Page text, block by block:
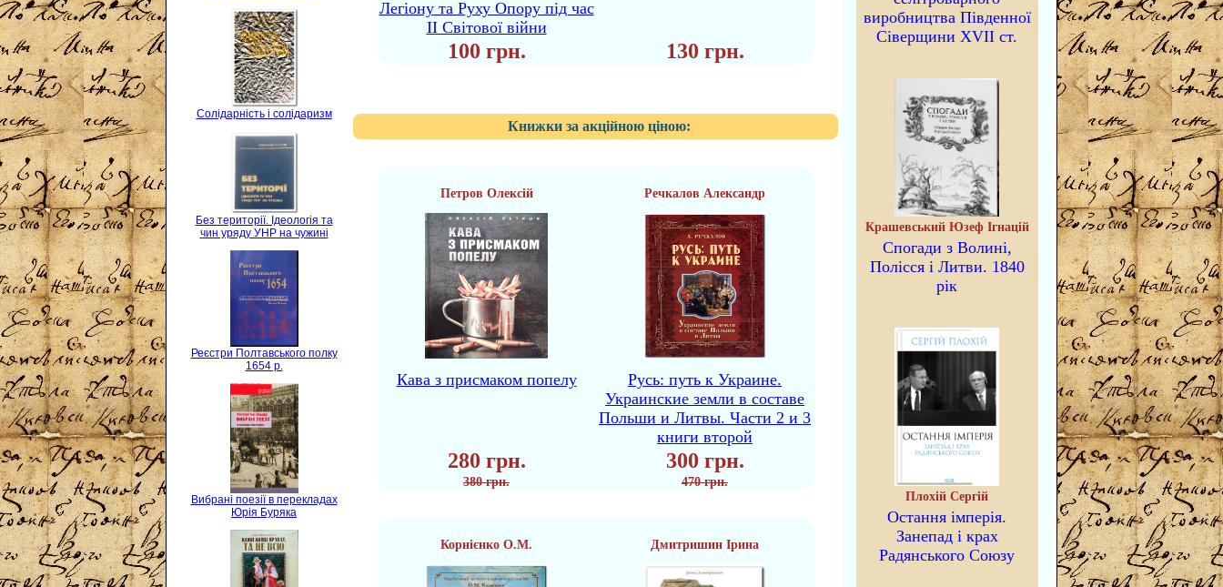
Солідарність і солідаризм
Без території. Ідеологія та
чин уряду УНР на чужині
Реєстри Полтавського полку
1654 р.
Вибрані поезії в перекладах
Юрія Буряка
Легіону та Руху Опору під час
II Світової війни
100 грн. 130 грн.
Книжки за акційною ціною:
Петров Олексій Речкалов Александр
Кава з присмаком попелу
Русь: путь к Украине.
Украинские земли в составе
Польши и Литвы. Части 2 и 3
книги второй
280 грн. 300 грн.
380 грн. 470 грн.
Корнієнко О.М. Дмитришин Ірина
виробництва Південної
Сіверщини XVII ст.
Крашевський Юзеф Ігнацій
Спогади з Волині,
Полісся і Литви. 1840
рік
Плохій Сергій
Остання імперія.
Занепад і крах
Радянського Союзу